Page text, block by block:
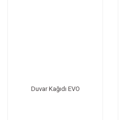
Duvar Kağıdı EVO